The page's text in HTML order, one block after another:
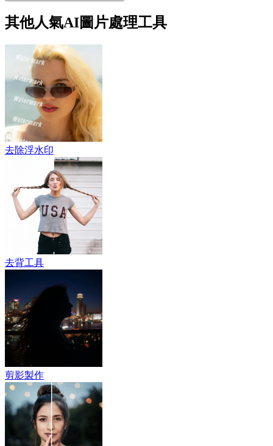
其他人氣AI圖片處理工具
去除浮水印
去背工具
剪影製作